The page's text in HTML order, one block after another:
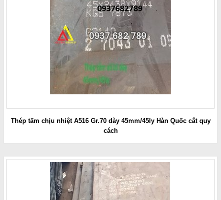
Thép tấm chịu nhiệt A516 Gr.70 dày 45mm/45ly Hàn Quốc cắt quy
cách